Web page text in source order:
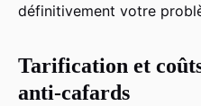
définitivement votre
Tarification et
anti-cafards